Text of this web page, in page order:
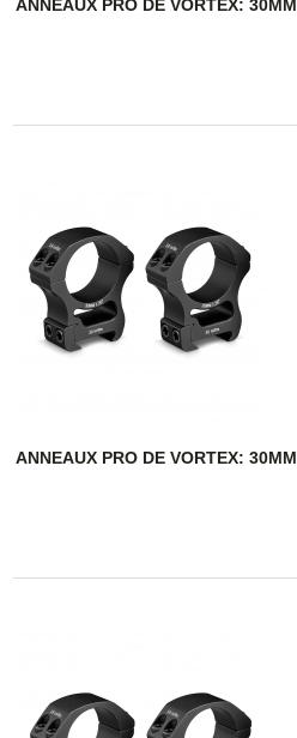
ANNEAUX PRO DE VORTEX: 30MM
ANNEAUX PRO DE VORTEX: 30MM